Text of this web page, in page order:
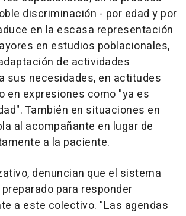
discriminación - por edad y por
en la escasa representación
en estudios poblacionales,
de actividades
sus necesidades, en actitudes
en expresiones como "ya es
También en situaciones en
al acompañante en lugar de
a la paciente.
denuncian que el sistema
para responder
a este colectivo. "Las agendas